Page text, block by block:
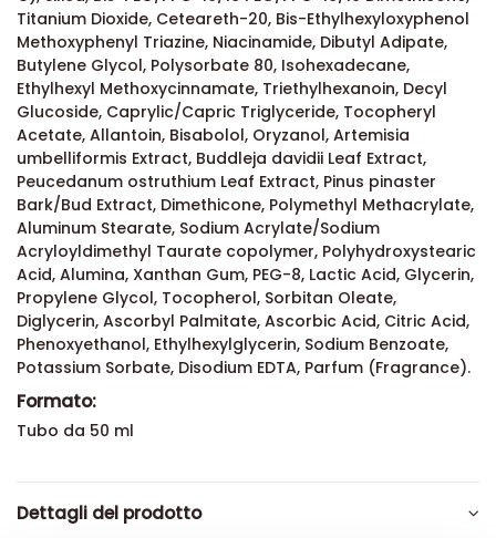
Titanium Dioxide, Ceteareth-20, Bis-Ethylhexyloxyphenol
Methoxyphenyl Triazine, Niacinamide, Dibutyl Adipate,
Butylene Glycol, Polysorbate 80, Isohexadecane,
Ethylhexyl Methoxycinnamate, Triethylhexanoin, Decyl
Glucoside, Caprylic/Capric Triglyceride, Tocopheryl
Acetate, Allantoin, Bisabolol, Oryzanol, Artemisia
umbelliformis Extract, Buddleja davidii Leaf Extract,
Peucedanum ostruthium Leaf Extract, Pinus pinaster
Bark/Bud Extract, Dimethicone, Polymethyl Methacrylate,
Aluminum Stearate, Sodium Acrylate/Sodium
Acryloyldimethyl Taurate copolymer, Polyhydroxystearic
Acid, Alumina, Xanthan Gum, PEG-8, Lactic Acid, Glycerin,
Propylene Glycol, Tocopherol, Sorbitan Oleate,
Diglycerin, Ascorbyl Palmitate, Ascorbic Acid, Citric Acid,
Phenoxyethanol, Ethylhexylglycerin, Sodium Benzoate,
Potassium Sorbate, Disodium EDTA, Parfum (Fragrance).
Formato:
Tubo da 50 ml
Dettagli del prodotto